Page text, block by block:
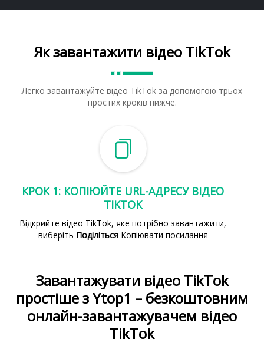
Як завантажити відео TikTok
Легко завантажуйте відео TikTok за допомогою трьох
простих кроків нижче.
КРОК 1: КОПІЮЙТЕ URL-АДРЕСУ ВІДЕО
TIKTOK
Відкрийте відео TikTok, яке потрібно завантажити,
виберіть ПоділітьсяКопіювати посилання
Завантажувати відео TikTok
простіше з Ytop1 – безкоштовним
онлайн-завантажувачем відео
TikTok